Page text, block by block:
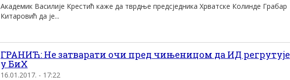
Академик Василије Крестић каже да тврдње предсједника Хрватске Колинде Грабар
Китаровић да је...
ГРАНИЋ: Не затварати очи пред чињеницом да ИД регрутује
у БиХ
16.01.2017. - 17:22